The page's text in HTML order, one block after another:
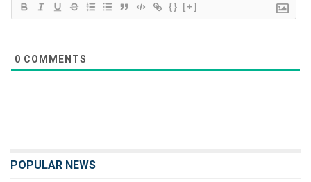
{} [+]
0 COMMENTS
POPULAR NEWS